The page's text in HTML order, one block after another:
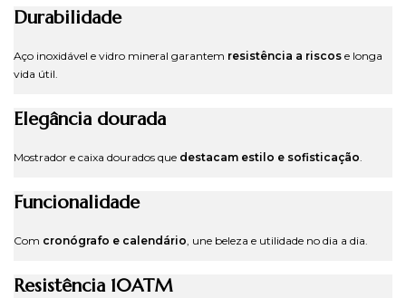
Durabilidade
Aço inoxidável e vidro mineral garantem resistência a riscos e longa
vida útil.
Elegância dourada
Mostrador e caixa dourados que destacam estilo e sofisticação.
Funcionalidade
Com cronógrafo e calendário, une beleza e utilidade no dia a dia.
Resistência 10ATM